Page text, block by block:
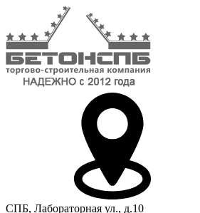
СПБ, Лабораторная ул., д.10